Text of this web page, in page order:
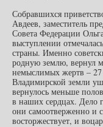
Собравшихся
Авдеев, заместитель
Совета Федерации
выступлении
страны. Именно
родную землю, вернул
немыслимых жертв –
Владимирской земли
вернулось меньше
в наших сердцах. Дело
они самоотверженно и
восторжествует, и